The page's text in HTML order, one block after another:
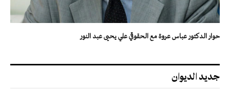
حوار الدكتور عباس عروة مع الحقوقي علي يحيى عبد النور
جديد الديوان